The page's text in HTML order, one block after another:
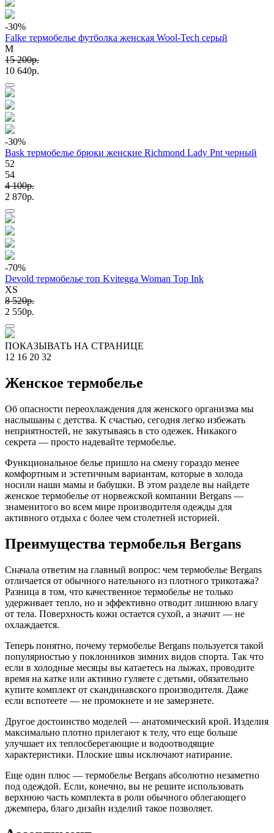
-30%
Falke термобелье футболка женская Wool-Tech серый
M
15 200p.
10 640p.
-30%
Bask термобелье брюки женские Richmond Lady Pnt черный
52
54
4 100p.
2 870p.
-70%
Devold термобелье топ Kvitegga Woman Top Ink
XS
8 520p.
2 550p.
ПОКАЗЫВАТЬ НА СТРАНИЦЕ
12 16 20 32
Женское термобелье
Об опасности переохлаждения для женского организма мы
наслышаны с детства. К счастью, сегодня легко избежать
неприятностей, не закутываясь в сто одежек. Никакого
секрета — просто надевайте термобелье.
Функциональное белье пришло на смену гораздо менее
комфортным и эстетичным вариантам, которые в холода
носили наши мамы и бабушки. В этом разделе вы найдете
женское термобелье от норвежской компании Bergans —
знаменитого во всем мире производителя одежды для
активного отдыха с более чем столетней историей.
Преимущества термобелья Bergans
Сначала ответим на главный вопрос: чем термобелье Bergans
отличается от обычного нательного из плотного трикотажа?
Разница в том, что качественное термобелье не только
удерживает тепло, но и эффективно отводит лишнюю влагу
от тела. Поверхность кожи остается сухой, а значит — не
охлаждается.
Теперь понятно, почему термобелье Bergans пользуется такой
популярностью у поклонников зимних видов спорта. Так что
если в холодные месяцы вы катаетесь на лыжах, проводите
время на катке или активно гуляете с детьми, обязательно
купите комплект от скандинавского производителя. Даже
если вспотеете — не промокнете и не замерзнете.
Другое достоинство моделей — анатомический крой. Изделия
максимально плотно прилегают к телу, что еще больше
улучшает их теплосберегающие и водоотводящие
характеристики. Плоские швы исключают натирание.
Еще один плюс — термобелье Bergans абсолютно незаметно
под одеждой. Если, конечно, вы не решите использовать
верхнюю часть комплекта в роли обычного облегающего
джемпера, благо дизайн изделий такое позволяет.